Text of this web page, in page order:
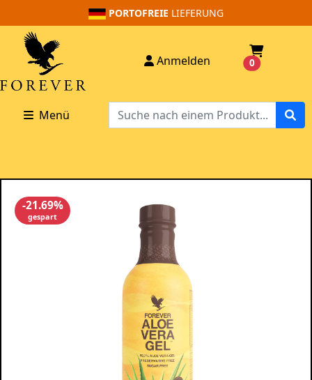
PORTOFREIE LIEFERUNG
Anmelden 0
Menü
-21.69%
gespart